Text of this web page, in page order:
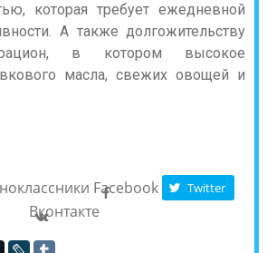
которая требует ежедневной
А также долгожительству
рацион, в котором высокое
масла, свежих овощей и
Facebook Twitter
Вконтакте